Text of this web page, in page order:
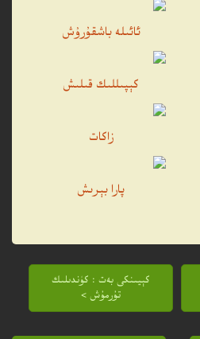
ئائىلە باشقۇرۇش
كېپىللىك قىلىش
زاكات
پارا بېرىش
كېيىنكى بەت : كۈندىلىك
تۇرمۇش >